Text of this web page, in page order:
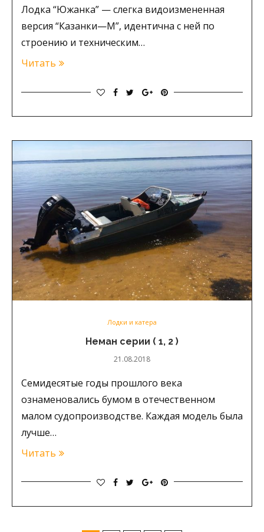
Лодка “Южанка” — слегка видоизмененная
версия “Казанки—М”, идентична с ней по
строению и техническим…
Читать
Лодки и катера
Неман серии ( 1, 2 )
21.08.2018
Семидесятые годы прошлого века
ознаменовались бумом в отечественном
малом судопроизводстве. Каждая модель была
лучше…
Читать